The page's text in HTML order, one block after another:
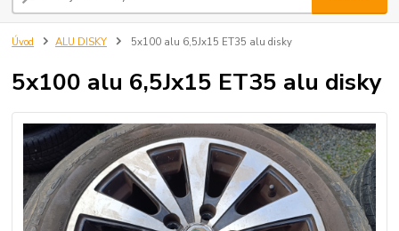
Úvod ALU DISKY 5x100 alu 6,5Jx15 ET35 alu disky
5x100 alu 6,5Jx15 ET35 alu disky